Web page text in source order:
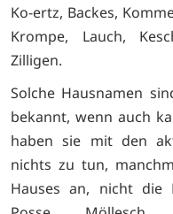
Ko-ertz, Backes,
Krompe, Lauch,
Zilligen.
Solche Hausnamen
bekannt, wenn auch
haben sie mit den
nichts zu tun,
Hauses an, nicht die